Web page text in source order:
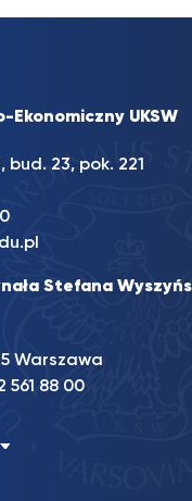
Ekonomiczny UKSW
23, pok. 221
Stefana
Warszawa
561 88 00